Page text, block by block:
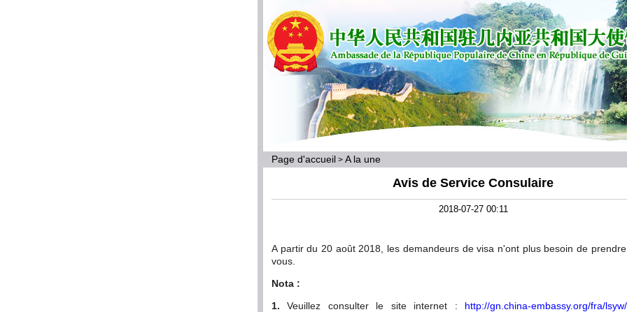
Page d'accueil > A la une
Avis de Service Consulaire
2018-07-27 00:11
A partir du 20 août 2018, les demandeurs de visa n'ont plus besoin de
vous.
Nota :
1. Veuillez consulterle site internet : http://gn.china-embassy.org/fra/lsyw/